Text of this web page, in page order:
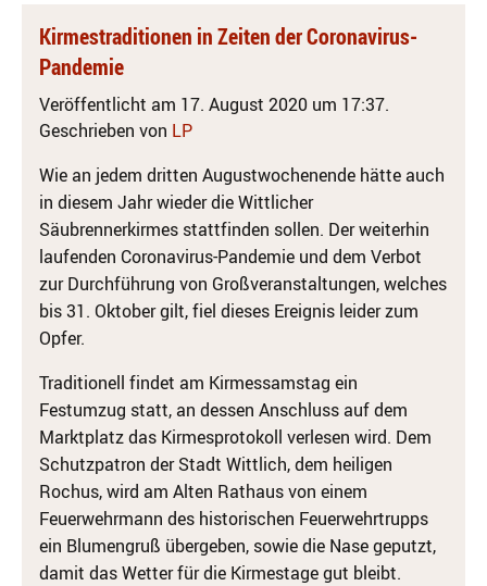
Kirmestraditionen in Zeiten der Coronavirus-
Pandemie
Veröffentlicht am 17. August 2020 um 17:37.
Geschrieben von LP
Wie an jedem dritten Augustwochenende hätte auch
in diesem Jahr wieder die Wittlicher
Säubrennerkirmes stattfinden sollen. Der weiterhin
laufenden Coronavirus-Pandemie und dem Verbot
zur Durchführung von Großveranstaltungen, welches
bis 31. Oktober gilt, fiel dieses Ereignis leider zum
Opfer.
Traditionell findet am Kirmessamstag ein
Festumzug statt, an dessen Anschluss auf dem
Marktplatz das Kirmesprotokoll verlesen wird. Dem
Schutzpatron der Stadt Wittlich, dem heiligen
Rochus, wird am Alten Rathaus von einem
Feuerwehrmann des historischen Feuerwehrtrupps
ein Blumengruß übergeben, sowie die Nase geputzt,
damit das Wetter für die Kirmestage gut bleibt.